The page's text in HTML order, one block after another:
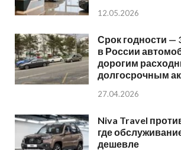
12.05.2026
Срок годности —
в России
дорогим
долгосрочным
27.04.2026
Niva Travel
где
дешевле